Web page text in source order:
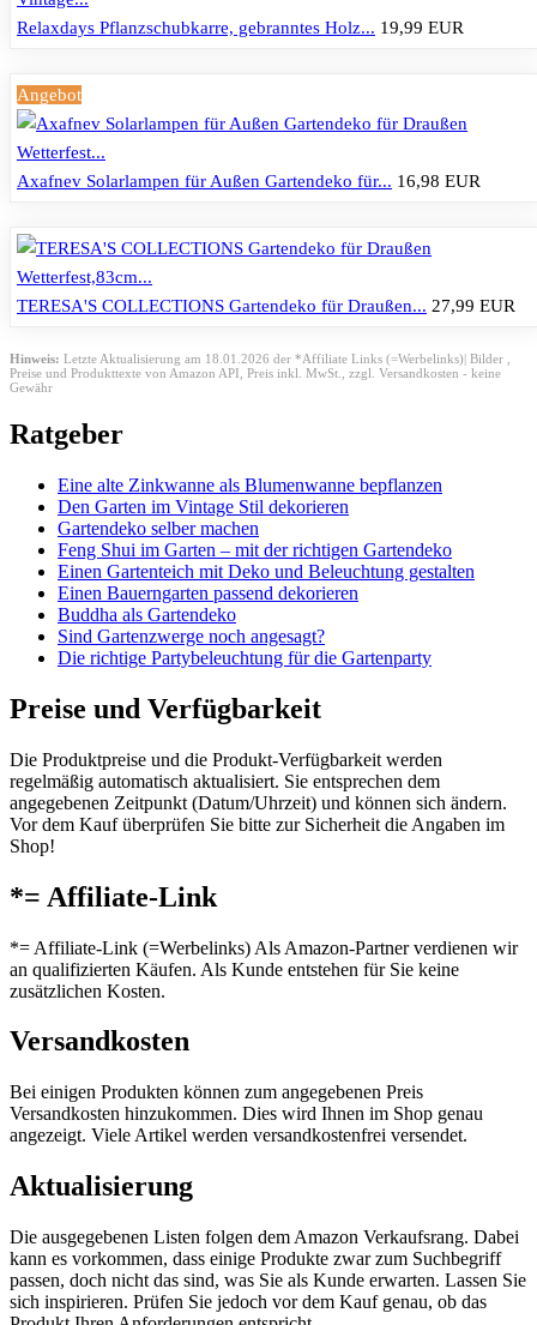
Relaxdays Pflanzschubkarre, gebranntes Holz... 19,99 EUR
Angebot
Axafnev Solarlampen für Außen Gartendeko für... 16,98 EUR
TERESA'S COLLECTIONS Gartendeko für Draußen... 27,99 EUR
Hinweis: Letzte Aktualisierung am 18.01.2026 der *Affiliate Links (=Werbelinks)| Bilder ,
Preise und Produkttexte von Amazon API, Preis inkl. MwSt., zzgl. Versandkosten - keine
Gewähr
Ratgeber
Eine alte Zinkwanne als Blumenwanne bepflanzen
Den Garten im Vintage Stil dekorieren
Gartendeko selber machen
Feng Shui im Garten – mit der richtigen Gartendeko
Einen Gartenteich mit Deko und Beleuchtung gestalten
Einen Bauerngarten passend dekorieren
Buddha als Gartendeko
Sind Gartenzwerge noch angesagt?
Die richtige Partybeleuchtung für die Gartenparty
Preise und Verfügbarkeit
Die Produktpreise und die Produkt-Verfügbarkeit werden
regelmäßig automatisch aktualisiert. Sie entsprechen dem
angegebenen Zeitpunkt (Datum/Uhrzeit) und können sich ändern.
Vor dem Kauf überprüfen Sie bitte zur Sicherheit die Angaben im
Shop!
*= Affiliate-Link
*= Affiliate-Link (=Werbelinks) Als Amazon-Partner verdienen wir
an qualifizierten Käufen. Als Kunde entstehen für Sie keine
zusätzlichen Kosten.
Versandkosten
Bei einigen Produkten können zum angegebenen Preis
Versandkosten hinzukommen. Dies wird Ihnen im Shop genau
angezeigt. Viele Artikel werden versandkostenfrei versendet.
Aktualisierung
Die ausgegebenen Listen folgen dem Amazon Verkaufsrang. Dabei
kann es vorkommen, dass einige Produkte zwar zum Suchbegriff
passen, doch nicht das sind, was Sie als Kunde erwarten. Lassen Sie
sich inspirieren. Prüfen Sie jedoch vor dem Kauf genau, ob das